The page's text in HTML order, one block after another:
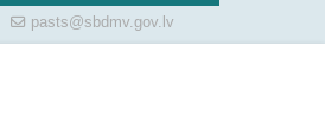
pasts@sbdmv.gov.lv